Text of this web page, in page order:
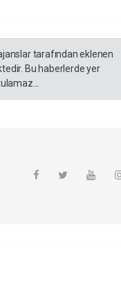
tarafından eklenen
Bu haberlerde yer